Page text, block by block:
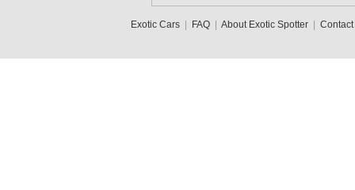
Exotic Cars| FAQ| About Exotic Spotter| Contact